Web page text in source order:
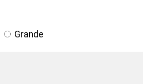
Grande